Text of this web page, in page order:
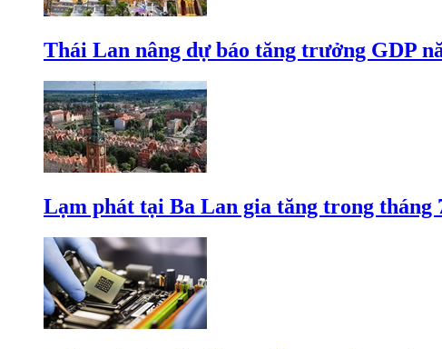
Thái Lan nâng dự báo tăng trưởng GDP
Lạm phát tại Ba Lan gia tăng trong tháng